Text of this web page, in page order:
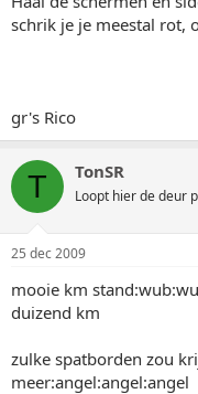
schrik je je meestal rot,
gr's Rico
T TonSR
Loopt hier de deur
25 dec 2009
mooie km
duizend km
zulke spatborden zou
meer:angel:angel:angel